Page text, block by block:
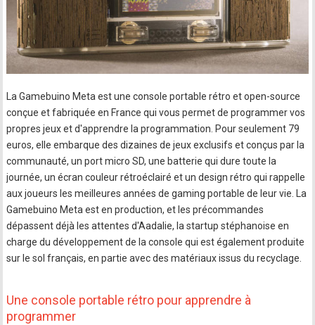
La Gamebuino Meta est une console portable rétro et open-source
conçue et fabriquée en France qui vous permet de programmer vos
propres jeux et d'apprendre la programmation. Pour seulement 79
euros, elle embarque des dizaines de jeux exclusifs et conçus par la
communauté, un port micro SD, une batterie qui dure toute la
journée, un écran couleur rétroéclairé et un design rétro qui rappelle
aux joueurs les meilleures années de gaming portable de leur vie. La
Gamebuino Meta est en production, et les précommandes
dépassent déjà les attentes d'Aadalie, la startup stéphanoise en
charge du développement de la console qui est également produite
sur le sol français, en partie avec des matériaux issus du recyclage.
Une console portable rétro pour apprendre à
programmer